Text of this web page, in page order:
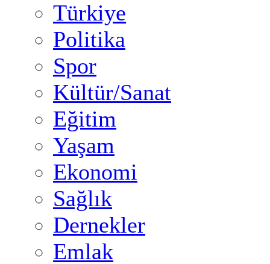
Türkiye
Politika
Spor
Kültür/Sanat
Eğitim
Yaşam
Ekonomi
Sağlık
Dernekler
Emlak